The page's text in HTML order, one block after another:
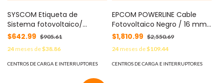
SYSCOM Etiqueta de
Sistema fotovoltaico/
Paquete con 20 MOD:
PVLSYSTEMPV/20
$642.99 $905.61
24meses de$38.86
CENTROS DE CARGA E INTERRUPTORES
EPCOM POWERLINE Cable
Fotovoltaico Negro / 16 mm²
( 6 AWG) / Material COBRE /
2000V / Rollo de 50 m MOD:
CBLPV6B/50
$1,810.99 $2,550.69
24meses de$109.44
CENTROS DE CARGA E INTERRUPTORES